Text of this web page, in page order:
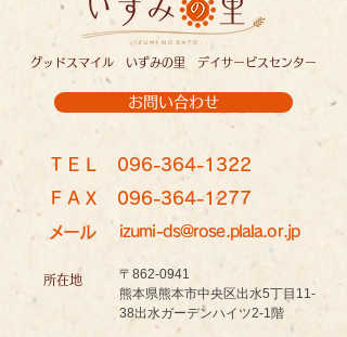
グッドスマイル いずみの里 デイサービスセンター
お問い合わせ
ＴＥＬ 096-364-1322
ＦＡＸ
096-364-1277
メール
izumi-ds@rose.plala.or.jp
所在地
〒862-0941
熊本県熊本市中央区出水5丁目11-
38出水ガーデンハイツ2-1階